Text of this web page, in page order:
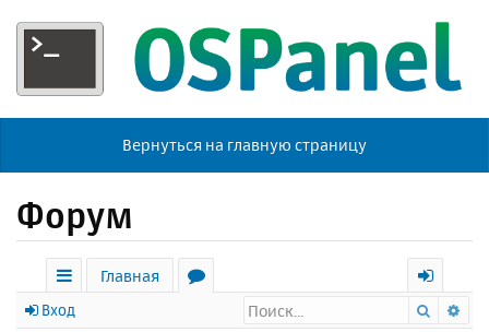
Вернуться на главную страницу
Форум
с
Главная
х
Вход Поиск